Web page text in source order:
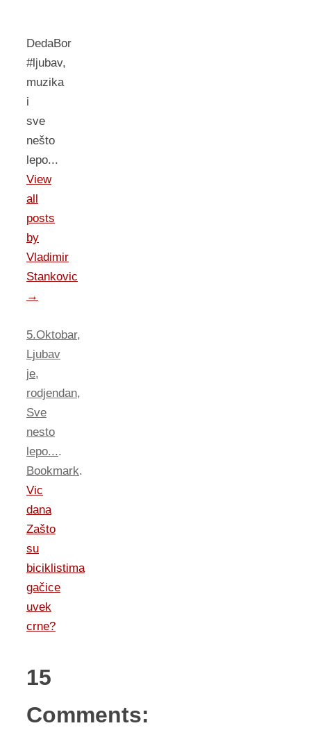
DedaBor
#ljubav,
muzika
i
sve
nešto
lepo...
View
all
posts
by
Vladimir
Stankovic
→
5.Oktobar,
Ljubav
je,
rodjendan,
Sve
nesto
lepo....
Bookmark.
Vic
dana
Zašto
su
biciklistima
gačice
uvek
crne?
15
Comments: